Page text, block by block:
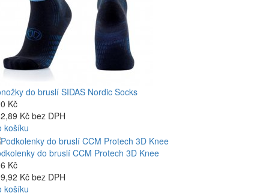
do bruslí SIDAS Nordic Socks
Kč
Kč bez DPH
košíku
do bruslí CCM Protech 3D Knee
Kč
Kč bez DPH
košíku